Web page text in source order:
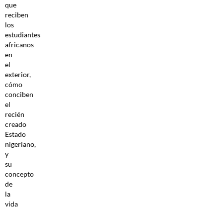
que
reciben
los
estudiantes
africanos
en
el
exterior,
cómo
conciben
el
recién
creado
Estado
nigeriano,
y
su
concepto
de
la
vida